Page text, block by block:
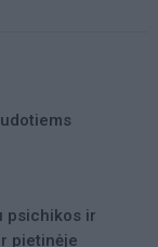
psichikos ir
pietinėje